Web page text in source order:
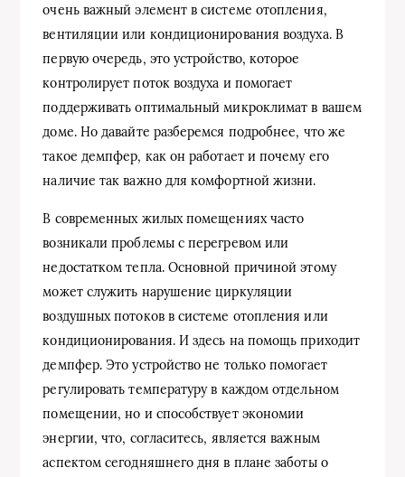
очень важный элемент в системе отопления,
вентиляции или кондиционирования воздуха. В
первую очередь, это устройство, которое
контролирует поток воздуха и помогает
поддерживать оптимальный микроклимат в вашем
доме. Но давайте разберемся подробнее, что же
такое демпфер, как он работает и почему его
наличие так важно для комфортной жизни.
В современных жилых помещениях часто
возникали проблемы с перегревом или
недостатком тепла. Основной причиной этому
может служить нарушение циркуляции
воздушных потоков в системе отопления или
кондиционирования. И здесь на помощь приходит
демпфер. Это устройство не только помогает
регулировать температуру в каждом отдельном
помещении, но и способствует экономии
энергии, что, согласитесь, является важным
аспектом сегодняшнего дня в плане заботы о